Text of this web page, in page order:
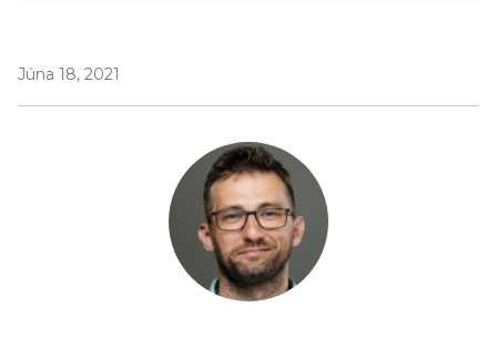
Júna 18, 2021